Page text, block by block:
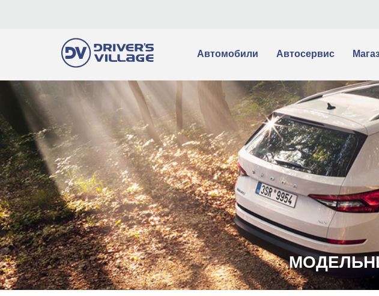
Автомобили Автосервис